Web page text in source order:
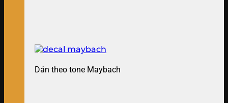
Dán theo tone Maybach